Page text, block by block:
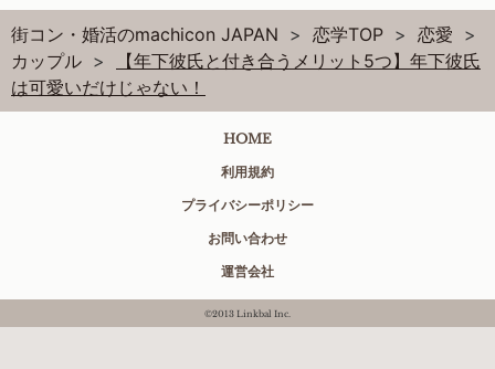
街コン・婚活のmachicon JAPAN 恋学TOP
恋愛
カップル
【年下彼氏と付き合うメリット5つ】年下彼氏
は可愛いだけじゃない！
HOME
利用規約
プライバシーポリシー
お問い合わせ
運営会社
©2013 Linkbal Inc.